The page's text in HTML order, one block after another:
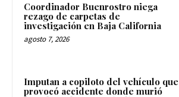
Coordinador Buenrostro niega
rezago de carpetas de
investigación en Baja California
agosto 7, 2026
Imputan a copiloto del vehículo que
provocó accidente donde murió